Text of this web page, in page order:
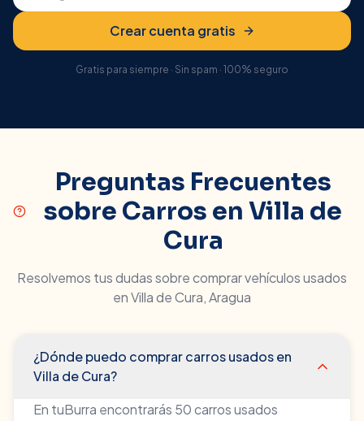
Crear cuenta gratis
Gratis para siempre · Sin spam · 100% seguro
Preguntas Frecuentes
sobre Carros enVilla de
Cura
Resolvemos tus dudas sobre comprar vehículos usados
enVilla de Cura,Aragua
¿Dónde puedo comprar carros usados en
Villa de Cura?
En tuBurra encontrarás 50 carros usados